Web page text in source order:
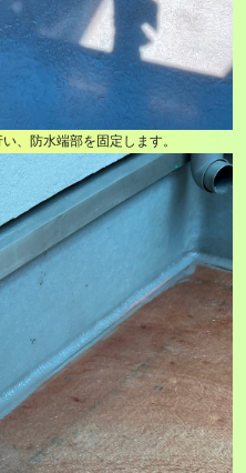
、防水端部を固定します。